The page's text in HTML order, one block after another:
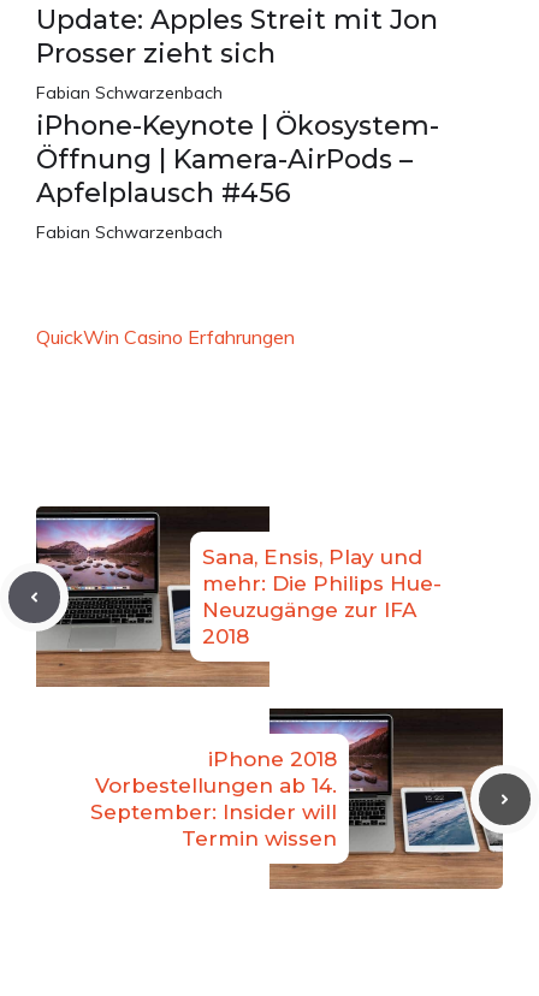
Update: Apples Streit mit Jon
Prosser zieht sich
Fabian Schwarzenbach
iPhone-Keynote | Ökosystem-
Öffnung | Kamera-AirPods –
Apfelplausch #456
Fabian Schwarzenbach
QuickWin Casino Erfahrungen
Sana, Ensis, Play und
mehr: Die Philips Hue-
Neuzugänge zur IFA
2018
iPhone 2018
Vorbestellungen ab 14.
September: Insider will
Termin wissen